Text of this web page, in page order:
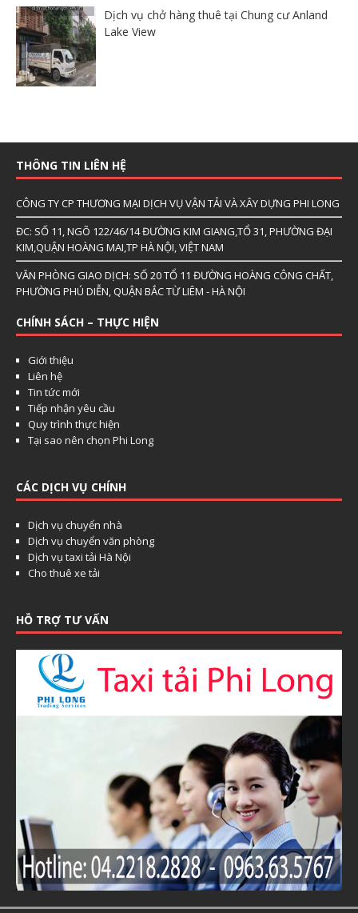
Dịch vụ chở hàng thuê tại Chung cư Anland
Lake View
THÔNG TIN LIÊN HỆ
CÔNG TY CP THƯƠNG MẠI DỊCH VỤ VẬN TẢI VÀ XÂY DỰNG PHI LONG
ĐC: SỐ 11, NGÕ 122/46/14 ĐƯỜNG KIM GIANG,TỔ 31, PHƯỜNG ĐẠI
KIM,QUẬN HOÀNG MAI,TP HÀ NỘI, VIỆT NAM
VĂN PHÒNG GIAO DỊCH: SỐ 20 TỔ 11 ĐƯỜNG HOÀNG CÔNG CHẤT,
PHƯỜNG PHÚ DIỄN, QUẬN BẮC TỪ LIÊM - HÀ NỘI
CHÍNH SÁCH – THỰC HIỆN
Giới thiệu
Liên hệ
Tin tức mới
Tiếp nhận yêu cầu
Quy trình thực hiện
Tại sao nên chọn Phi Long
CÁC DỊCH VỤ CHÍNH
Dịch vụ chuyển nhà
Dịch vụ chuyển văn phòng
Dịch vụ taxi tải Hà Nội
Cho thuê xe tải
HỖ TRỢ TƯ VẤN